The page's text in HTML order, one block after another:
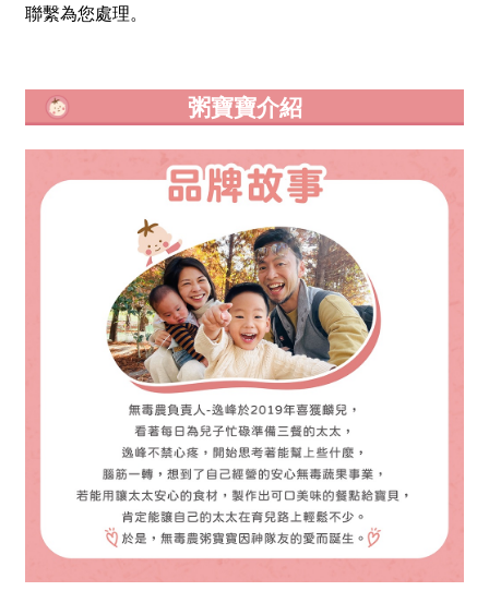
聯繫為您處理。
粥寶寶介紹